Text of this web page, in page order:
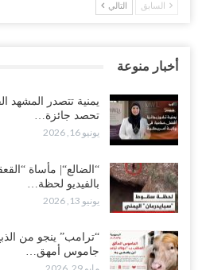
السابق التالي
أخبار منوعة
يمنية تتصدر المشهد
تحصد جائزة…
يونيو 16, 2026
“الضالع“| مأساة
بالفيديو لحظة…
يونيو 13, 2026
“ترامب” ينجو من
جاموس أمهق…